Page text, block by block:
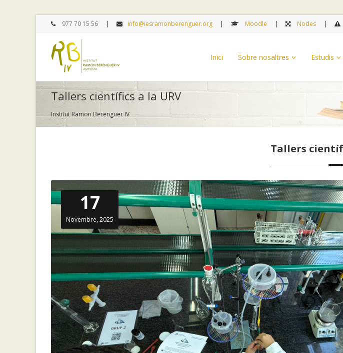
977 70 15 56 info@iesramonberenguer.org Moodle Nodes
Inici Sobre nosaltres Estudis
Tallers científics a la URV
Institut Ramon Berenguer IV
Tallers
17
Novembre, 2025